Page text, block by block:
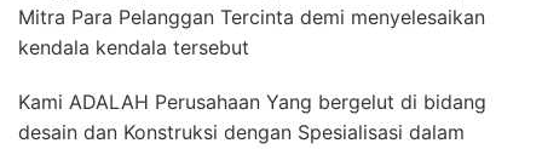
Mitra Para Pelanggan Tercinta demi menyelesaikan
kendala kendala tersebut
Kami ADALAH Perusahaan Yang bergelut di bidang
desain dan Konstruksi dengan Spesialisasi dalam